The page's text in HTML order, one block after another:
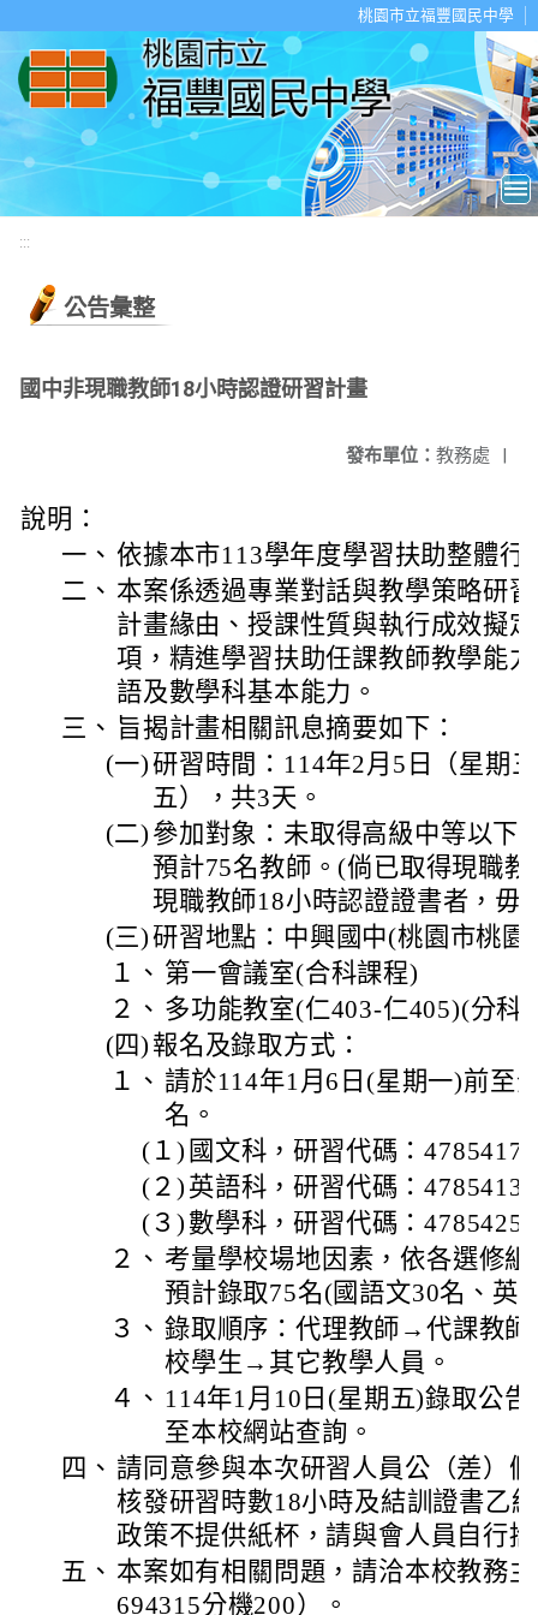
桃園市立福豐國民中學
:::
公告彙整
國中非現職教師18小時認證研習計畫
發布單位： 教務處 |
說明：
一、 依據本市113學年度學習扶助整體行
二、 本案係透過專業對話與教學策略研
計畫緣由、授課性質與執行成效擬
項，精進學習扶助任課教師教學能
語及數學科基本能力。
三、 旨揭計畫相關訊息摘要如下：
(一)研習時間：114年2月5日（星期
五），共3天。
(二) 參加對象：未取得高級中等以下
預計75名教師。(倘已取得現職
現職教師18小時認證證書者，毋
(三)研習地點：中興國中(桃園市桃園
１、 第一會議室(合科課程)
２、 多功能教室(仁403-仁405)(分科
(四) 報名及錄取方式：
１、 請於114年1月6日(星期一)前至
名。
(１) 國文科，研習代碼：4785417
(２) 英語科，研習代碼：4785413
(３) 數學科，研習代碼：4785425
２、 考量學校場地因素，依各選修
預計錄取75名(國語文30名、英
３、 錄取順序：代理教師→代課教
校學生→其它教學人員。
４、 114年1月10日(星期五)錄取公
至本校網站查詢。
四、 請同意參與本次研習人員公（差）
核發研習時數18小時及結訓證書乙
政策不提供紙杯，請與會人員自行
五、 本案如有相關問題，請洽本校教務
694315分機200）。